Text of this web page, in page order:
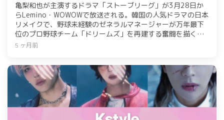
亀梨和也が主演するドラマ「ストーブリーグ」が3月28日か
らLemino・WOWOWで放送される。韓国の人気ドラマの日本
リメイクで、野球未経験のゼネラルマネージャーが万年最下
位のプロ野球チーム「ドリームズ」を再建する奮闘を描く。
新キャストには木村柾哉（INI）や勝地涼などが参加し、豪華
5 ヶ月前